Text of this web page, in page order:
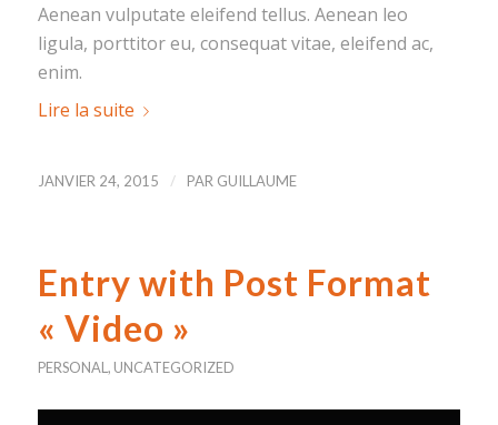
Aenean vulputate eleifend tellus. Aenean leo
ligula, porttitor eu, consequat vitae, eleifend ac,
enim.
Lire la suite
JANVIER 24, 2015 / PAR GUILLAUME
Entry with Post Format
« Video »
PERSONAL , UNCATEGORIZED